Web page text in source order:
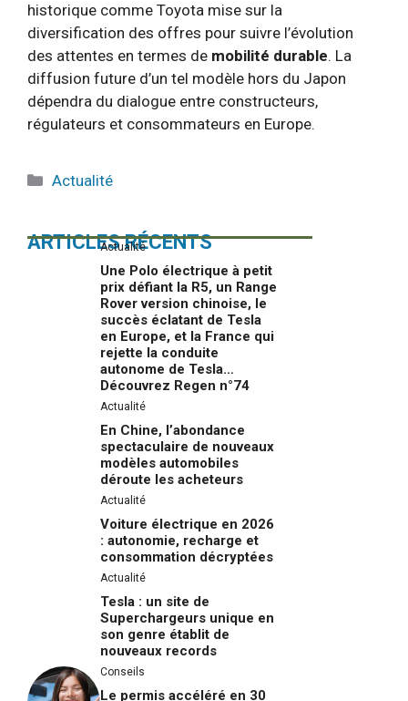
historique comme Toyota mise sur la
diversification des offres pour suivre l’évolution
des attentes en termes de mobilité durable. La
diffusion future d’un tel modèle hors du Japon
dépendra du dialogue entre constructeurs,
régulateurs et consommateurs en Europe.
Catégories
Actualité
ARTICLES RÉCENTS
Actualité
Une Polo électrique à petit
prix défiant la R5, un Range
Rover version chinoise, le
succès éclatant de Tesla
en Europe, et la France qui
rejette la conduite
autonome de Tesla…
Découvrez Regen n°74
Actualité
En Chine, l’abondance
spectaculaire de nouveaux
modèles automobiles
déroute les acheteurs
Actualité
Voiture électrique en 2026
: autonomie, recharge et
consommation décryptées
Actualité
Tesla : un site de
Superchargeurs unique en
son genre établit de
nouveaux records
Conseils
Le permis accéléré en 30